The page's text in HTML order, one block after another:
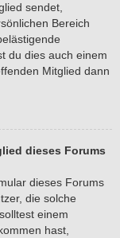
sendet,
Bereich
du dies auch einem
Mitglied dann
dieses Forums
dieses Forums
die solche
einem
hast,